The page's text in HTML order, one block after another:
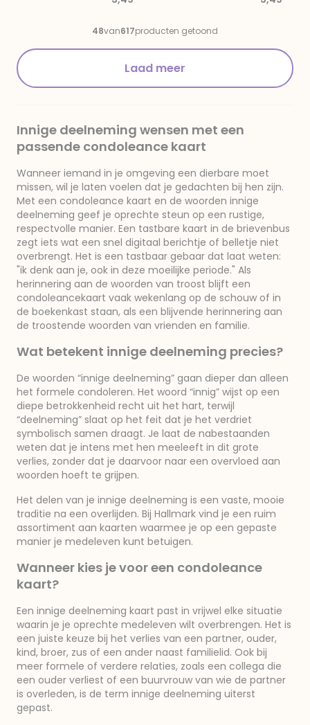
48van617producten getoond
Laad meer
Innige deelneming wensen met een
passende condoleance kaart
Wanneer iemand in je omgeving een dierbare moet
missen, wil je laten voelen dat je gedachten bij hen zijn.
Met een condoleance kaart en de woorden innige
deelneming geef je oprechte steun op een rustige,
respectvolle manier. Een tastbare kaart in de brievenbus
zegt iets wat een snel digitaal berichtje of belletje niet
overbrengt. Het is een tastbaar gebaar dat laat weten:
"ik denk aan je, ook in deze moeilijke periode." Als
herinnering aan de woorden van troost blijft een
condoleancekaart vaak wekenlang op de schouw of in
de boekenkast staan, als een blijvende herinnering aan
de troostende woorden van vrienden en familie.
Wat betekent innige deelneming precies?
De woorden “innige deelneming” gaan dieper dan alleen
het formele condoleren. Het woord “innig” wijst op een
diepe betrokkenheid recht uit het hart, terwijl
“deelneming” slaat op het feit dat je het verdriet
symbolisch samen draagt. Je laat de nabestaanden
weten dat je intens met hen meeleeft in dit grote
verlies, zonder dat je daarvoor naar een overvloed aan
woorden hoeft te grijpen.
Het delen van je innige deelneming is een vaste, mooie
traditie na een overlijden. Bij Hallmark vind je een ruim
assortiment aan kaarten waarmee je op een gepaste
manier je medeleven kunt betuigen.
Wanneer kies je voor een condoleance
kaart?
Een innige deelneming kaart past in vrijwel elke situatie
waarin je je oprechte medeleven wilt overbrengen. Het is
een juiste keuze bij het verlies van een partner, ouder,
kind, broer, zus of een ander naast familielid. Ook bij
meer formele of verdere relaties, zoals een collega die
een ouder verliest of een buurvrouw van wie de partner
is overleden, is de term innige deelneming uiterst
gepast.